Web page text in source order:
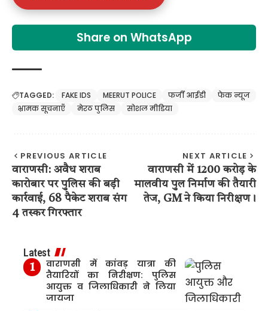
Share on WhatsApp
TAGGED: FAKE IDS MEERUT POLICE फर्जी आईडी
फेक न्यूज
भ्रामक सूचनाएँ
मेरठ पुलिस सोशल मीडिया
PREVIOUS ARTICLE
वाराणसी: अवैध शराब
कारोबार पर पुलिस की बड़ी
कार्रवाई, 68 पैकेट शराब संग
4 तस्कर गिरफ्तार
NEXT ARTICLE
वाराणसी में 1200 करोड़ के
मालवीय पुल निर्माण की तैयारी
तेज, GM ने किया निरीक्षण।
Latest
वाराणसी में कांवड़ यात्रा की
तैयारियों का निरीक्षण: पुलिस
आयुक्त व जिलाधिकारी ने लिया
जायजा